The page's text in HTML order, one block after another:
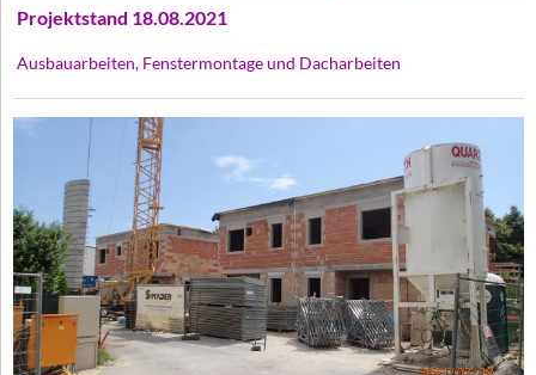
Projektstand 18.08.2021
Ausbauarbeiten, Fenstermontage und Dacharbeiten